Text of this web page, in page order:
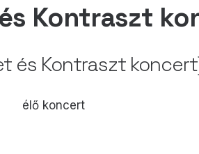
Kontraszt
és Kontraszt
élő koncert